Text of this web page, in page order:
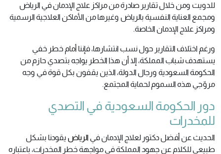
للدويت ومن خلال تقارير صادرة من مراكز علاج الإدمان في الرياض
ومجمع العناية النفسية بالرياض وغيرها من الأماكن العلاجية الرسمية
ومراكز علاج الإدمان الخاصة.
ورغم اختلاف التقارير حول نسب انتشارها، فإننا أمام خطر خفي
يستهدف شباب المملكة، إلا أن هذا الخطر يواجه بتصدي حازم من
الحكومة السعودية ورجال الدولة، الذين يقفون بكل قوة في وجه
مروّجي هذه السموم لحماية المجتمع.
دور الحكومة السعودية في التصدي
للمخدرات
الحديث عن أفضل دكتور لعلاج الإدمان في الرياض يقودنا بشكل
طبيعي للكلام عن جهود المملكة في مواجهة خطر المخدرات، باعتباره